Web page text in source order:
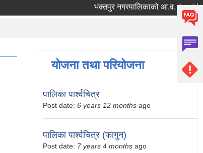
भक्तपुर नगरपालिकाको आ.व. २०८३/८४
योजना तथा परियोजना
पालिका पार्श्वचित्र
Post date: 6 years 12 months ago
पालिका पार्श्वचित्र (फागुन)
Post date: 7 years 4 months ago